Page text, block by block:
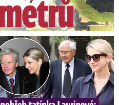
Rozbrečeli i dceru